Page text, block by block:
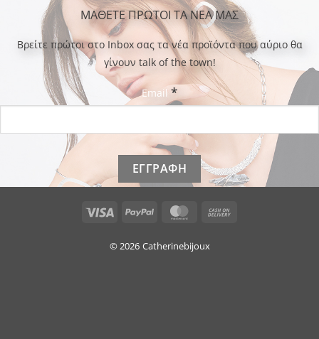
ΜΑΘΕΤΕ ΠΡΩΤΟΙ ΤΑ ΝΕΑ ΜΑΣ
Bρείτε πρώτοι στο Inbox σας τα νέα προϊόντα που αύριο θα
γίνουν talk of the town!
Email *
Visa PayPal MasterCard
© 2026 Catherinebijoux